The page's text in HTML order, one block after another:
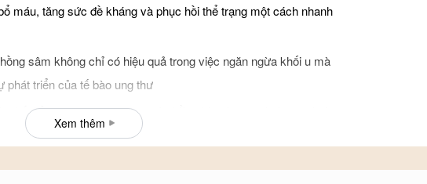
máu, tăng sức đề kháng và phục hồi thể trạng một cách nhanh
sâm không chỉ có hiệu quả trong việc ngăn ngừa khối u mà
phát triển của tế bào ung thư
chất hồng sâm có tác dụng cân bằng hàm lượng cholesterol và
chặn được cả bệnh xơ vữa động mạch
Xem thêm